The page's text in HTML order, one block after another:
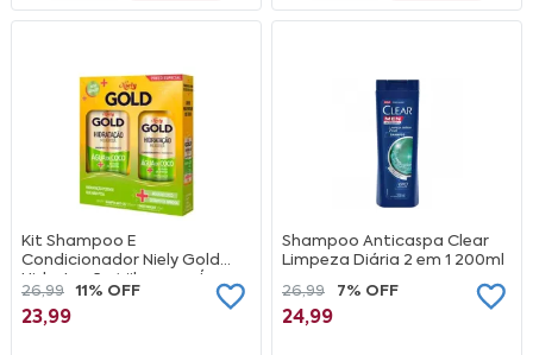
Kit Shampoo E
Condicionador Niely Gold
Hidratação Milagrosa Água
De Coco 275Ml + 175Ml
26,99 11% OFF
23,99
Shampoo Anticaspa Clear
Limpeza Diária 2 em 1 200ml
26,99
7% OFF
24,99